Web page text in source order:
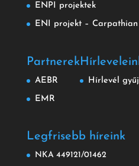
ENPI projektek
ENI projekt –
Partnerek
AEBR
EMR
Hírlevél
Legfrisebb híreink
NKA 449121/01462